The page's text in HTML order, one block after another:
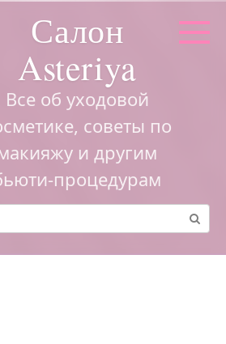
Салон
Asteriya
Все об уходовой
советы по
и другим
процедурам